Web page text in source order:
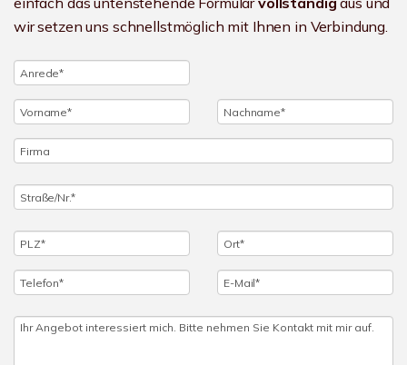
wir setzen uns schnellstmöglich mit Ihnen in Verbindung.